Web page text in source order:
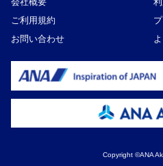
ご利用規約
お問い合わせ
Copyright ©ANA